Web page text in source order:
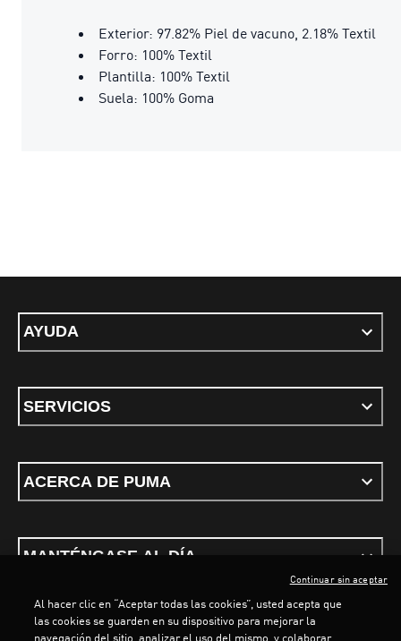
Exterior: 97.82% Piel de vacuno, 2.18% Textil
Forro: 100% Textil
Plantilla: 100% Textil
Suela: 100% Goma
AYUDA
SERVICIOS
ACERCA DE PUMA
MANTÉNGASE AL DÍA
Al hacer clic en “Aceptar todas las cookies”, usted acepta que
las cookies se guarden en su dispositivo para mejorar la
navegación del sitio, analizar el uso del mismo, y colaborar
Continuar sin aceptar